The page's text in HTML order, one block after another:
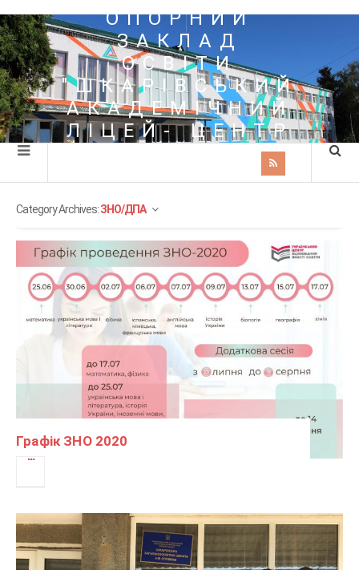
ОПОРНИЙ
ЗАКЛАД
ОСВІТИ
"ШКАРІВСЬКИЙ
АКАДЕМІЧНИЙ
ЛІЦЕЙ- ЦЕНТР
ПОЗАШКІЛЬНОЇ
Category Archives:ЗНО/ДПА
Графік ЗНО 2020